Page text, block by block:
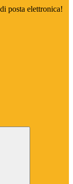
posta elettronica!